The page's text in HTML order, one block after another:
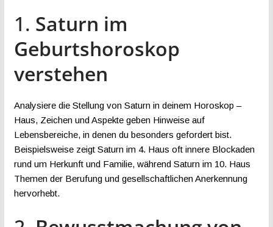
1. Saturn im
Geburtshoroskop
verstehen
Analysiere die Stellung von Saturn in deinem Horoskop –
Haus, Zeichen und Aspekte geben Hinweise auf
Lebensbereiche, in denen du besonders gefordert bist.
Beispielsweise zeigt Saturn im 4. Haus oft innere Blockaden
rund um Herkunft und Familie, während Saturn im 10. Haus
Themen der Berufung und gesellschaftlichen Anerkennung
hervorhebt.